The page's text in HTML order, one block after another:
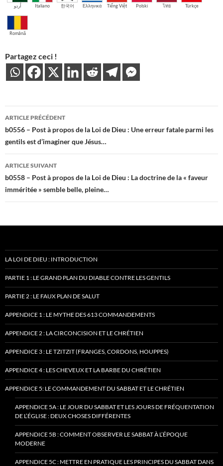
اُردو Italiano 한국어 Ελληνικά Tiếng Việt Polski ไทย Türkçe
Română
Partagez ceci !
Navigation
des
articles
ARTICLE PRÉCÉDENT
b0556 – Post à propos de la Loi de Dieu : Une erreur fatale parmi les
gentils est d’imaginer que Jésus…
ARTICLE SUIVANT
b0558 – Post à propos de la Loi de Dieu : La doctrine de la « faveur
imméritée » semble belle, pleine…
LA LOI DE DIEU : INTRODUCTION
PARTIE 1 : LE GRAND PLAN DU DIABLE CONTRE LES GENTILS
PARTIE 2 : LE FAUX PLAN DE SALUT
APPENDICE 1 : LE MYTHE DES 613 COMMANDEMENTS
APPENDICE 2 : LA CIRCONCISION ET LE CHRÉTIEN
APPENDICE 3 : LE TZITZIT (FRANGES, CORDONS, HOUPPES)
APPENDICE 4 : LES CHEVEUX ET LA BARBE DU CHRÉTIEN
APPENDICE 5: LE COMMANDEMENT DU SABBAT ET LE CHRÉTIEN
APPENDICE 5A : LE JOUR DU SABBAT ET LES JOURS DE FRÉQUENTATION
DE L’ÉGLISE : DEUX CHOSES DIFFÉRENTES
APPENDICE 5B : COMMENT OBSERVER LE SABBAT À L’ÉPOQUE
MODERNE
APPENDICE 5C : METTRE EN PRATIQUE LES PRINCIPES DU SABBAT DANS